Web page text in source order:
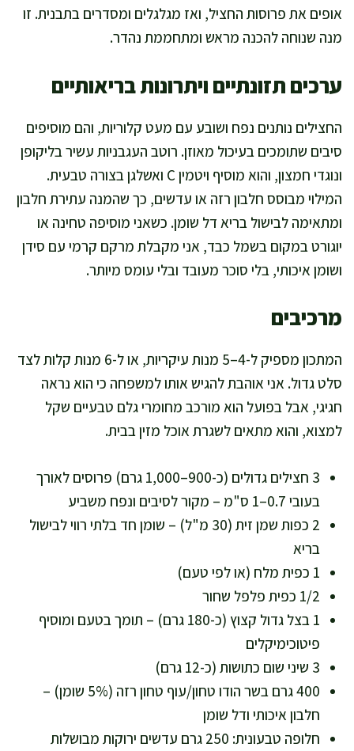
אופים את פרוסות החציל, ואז מגלגלים ומסדרים בתבנית. זו
מנה שנוחה להכנה מראש ומתחממת נהדר.
ערכים תזונתיים ויתרונות בריאותיים
החצילים נותנים נפח ושובע עם מעט קלוריות, והם מוסיפים
סיבים שתומכים בעיכול מאוזן. רוטב העגבניות עשיר בליקופן
ונוגדי חמצון, והוא מוסיף ויטמין C ואשלגן בצורה טבעית.
המילוי מבוסס חלבון רזה או עדשים, כך שהמנה עתירת חלבון
ומתאימה לבישול בריא דל שומן. כשאני מוסיפה טחינה או
יוגורט במקום בשמל כבד, אני מקבלת מרקם קרמי עם סידן
ושומן איכותי, בלי סוכר מעובד ובלי עומס מיותר.
מרכיבים
המתכון מספיק ל-4–5 מנות עיקריות, או ל-6 מנות קלות לצד
סלט גדול. אני אוהבת להגיש אותו למשפחה כי הוא נראה
חגיגי, אבל בפועל הוא מורכב מחומרי גלם טבעיים שקל
למצוא, והוא מתאים לשגרת אוכל מזין בבית.
3 חצילים גדולים (כ-900–1,000 גרם) פרוסים לאורך
בעובי 0.7–1 ס"מ – מקור לסיבים ונפח משביע
2 כפות שמן זית (30 מ"ל) – שומן חד בלתי רווי לבישול
בריא
1 כפית מלח (או לפי טעם)
1/2 כפית פלפל שחור
1 בצל גדול קצוץ (כ-180 גרם) – תומך בטעם ומוסיף
פיטוכימיקלים
3 שיני שום כתושות (כ-12 גרם)
400 גרם בשר הודו טחון/עוף טחון רזה (5% שומן) –
חלבון איכותי ודל שומן
חלופה טבעונית: 250 גרם עדשים ירוקות מבושלות